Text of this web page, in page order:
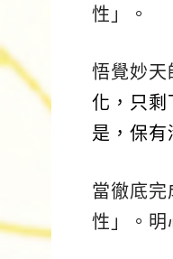
性」。
悟覺妙天
化，只剩
是，保有
當徹底
性」。明